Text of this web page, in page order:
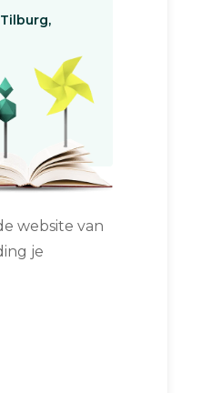
website van
je